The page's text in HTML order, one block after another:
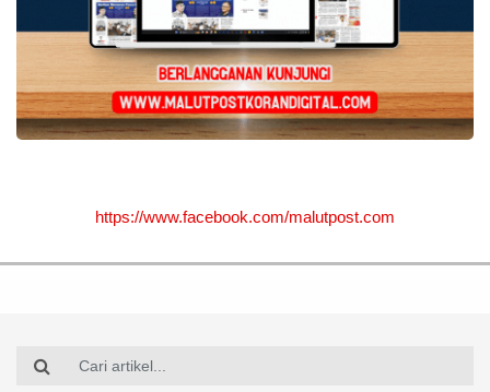
https://www.facebook.com/malutpost.com